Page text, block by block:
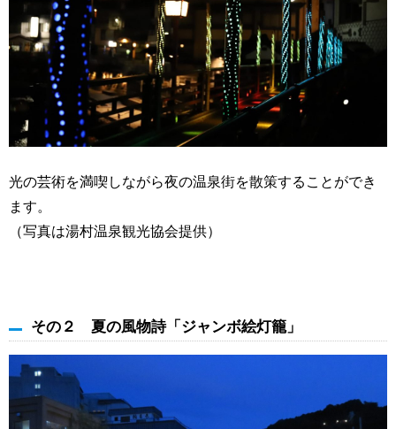
光の芸術を満喫しながら夜の温泉街を散策することができ
ます。
（写真は湯村温泉観光協会提供）
その２ 夏の風物詩「ジャンボ絵灯籠」